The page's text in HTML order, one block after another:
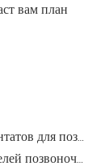
вам план